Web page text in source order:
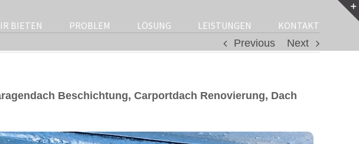
BIETEN PROBLEM LÖSUNG LEISTUNGEN
KONTAKT
Previous
Next
Beschichtung, Carportdach Renovierung, Dach